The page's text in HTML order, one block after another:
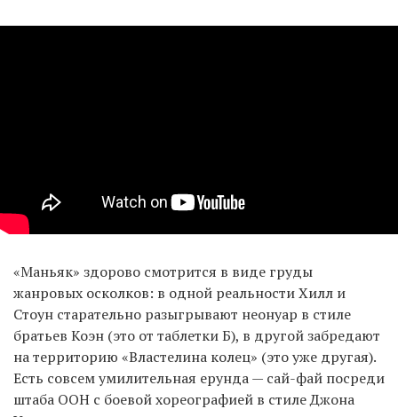
«Маньяк» здорово смотрится в виде груды
жанровых осколков: в одной реальности Хилл и
Стоун старательно разыгрывают неонуар в стиле
братьев Коэн (это от таблетки Б), в другой забредают
на территорию «Властелина колец» (это уже другая).
Есть совсем умилительная ерунда — сай-фай посреди
штаба ООН с боевой хореографией в стиле Джона